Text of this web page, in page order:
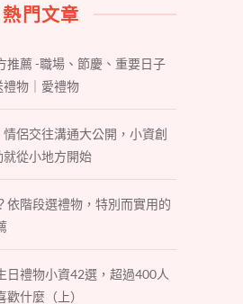
熱門文章
推薦 -職場、節慶、重要日子
物｜愛禮物
情侶交往溝通大公開，小資創
從小地方開始
依階段選禮物，特別而實用的
日禮物小資42選，超過400人
什麼（上）